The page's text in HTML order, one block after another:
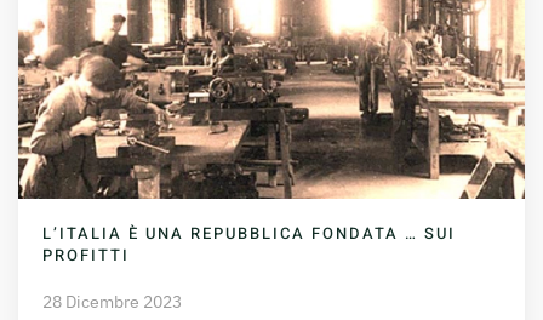
L’ITALIA È UNA REPUBBLICA FONDATA … SUI
PROFITTI
28 Dicembre 2023